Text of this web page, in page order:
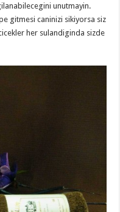
unutmayin.
gitmesi caninizi sikiyorsa siz
her sulandiginda sizde